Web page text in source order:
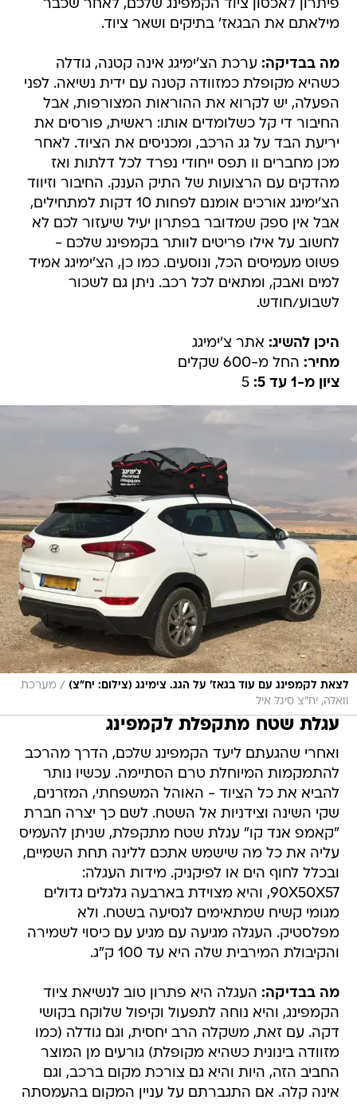
פיתרון לאכסון ציוד הקמפינג שלכם, לאחר שכבר
מילאתם את הבגאז' בתיקים ושאר ציוד.
מה בבדיקה: ערכת הצ'ימיגג אינה קטנה, גודלה
כשהיא מקופלת כמזוודה קטנה עם ידית נשיאה. לפני
הפעלה, יש לקרוא את ההוראות המצורפות, אבל
החיבור די קל כשלומדים אותו: ראשית, פורסים את
יריעת הבד על גג הרכב, ומכניסים את הציוד. לאחר
מכן מחברים וו תפס ייחודי נפרד לכל דלתות ואז
מהדקים עם הרצועות של התיק הענק. החיבור וזיווד
הצ'ימיגג אורכים אומנם לפחות 10 דקות למתחילים,
אבל אין ספק שמדובר בפתרון יעיל שיעזור לכם לא
לחשוב על אילו פריטים לוותר בקמפינג שלכם -
פשוט מעמיסים הכל, ונוסעים. כמו כן, הצ'ימיגג אמיד
למים ואבק, ומתאים לכל רכב. ניתן גם לשכור
לשבוע/חודש.
היכן להשיג: אתר צ'ימיגג
מחיר: החל מ-600 שקלים
ציון מ-1 עד 5:
5
לצאת לקמפינג עם עוד בגאז' על הגג. צימיגג (צילום: יח"צ) / מערכת
וואלה, יח"צ סיגל איל
עגלת שטח מתקפלת לקמפינג
ואחרי שהגעתם ליעד הקמפינג שלכם, הדרך מהרכב
להתמקמות המיוחלת טרם הסתיימה. עכשיו נותר
להביא את כל הציוד - האוהל המשפחתי, המזרנים,
שקי השינה וצידניות אל השטח. לשם כך יצרה חברת
"קאמפ אנד קו" עגלת שטח מתקפלת, שניתן להעמיס
עליה את כל מה שישמש אתכם ללינה תחת השמיים,
ובכלל לחוף הים או לפיקניק. מידות העגלה:
90X50X57, והיא מצוידת בארבעה גלגלים גדולים
מגומי קשיח שמתאימים לנסיעה בשטח. ולא
מפלסטיק. העגלה מגיעה עם מגיע עם כיסוי לשמירה
והקיבולת המירבית שלה היא עד 100 ק"ג.
מה בבדיקה: העגלה היא פתרון טוב לנשיאת ציוד
הקמפינג, והיא נוחה לתפעול וקיפול שלוקח בקושי
דקה. עם זאת, משקלה הרב יחסית, וגם גודלה (כמו
מזוודה בינונית כשהיא מקופלת) גורעים מן המוצר
החביב הזה, היות והיא גם צורכת מקום ברכב, וגם
אינה קלה. אם התגברתם על עניין המקום בהעמסתה